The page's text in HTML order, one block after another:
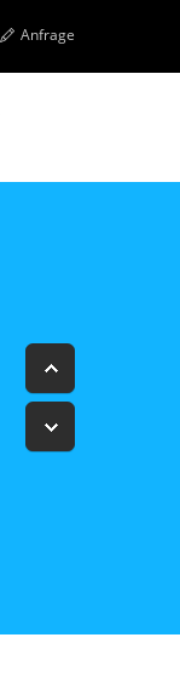
Anfrage